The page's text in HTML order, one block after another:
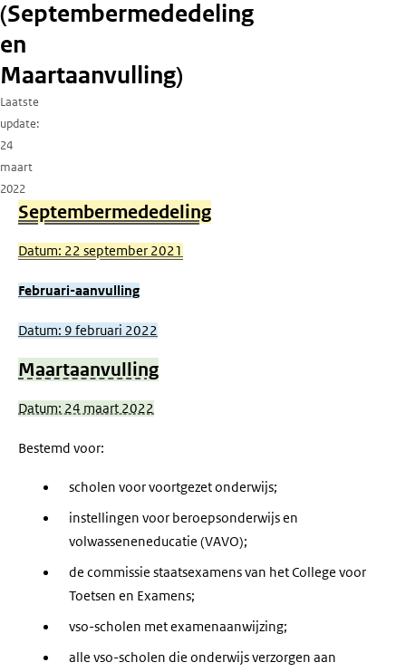
(Septembermededeling
en
Maartaanvulling)
Laatste
update
24
maart
2022
Septembermededeling
Datum: 22 september 2021
Februari-aanvulling
Datum: 9 februari 2022
Maartaanvulling
Datum: 24 maart 2022
Bestemd voor:
scholen voor voortgezet onderwijs;
instellingen voor beroepsonderwijs en
volwasseneneducatie (VAVO);
de commissie staatsexamens van het College voor
Toetsen en Examens;
vso-scholen met examenaanwijzing;
alle vso-scholen die onderwijs verzorgen aan